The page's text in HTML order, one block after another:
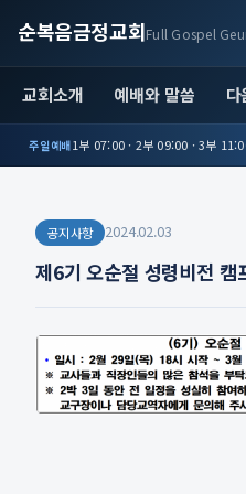
순복음금정교회Full Gospel
교회소개 예배와 말씀 다
주일예배1부 07:00 · 2부 09:00 · 3부
공지사항 2024.02.03
제6기 오순절 성령비전 캠